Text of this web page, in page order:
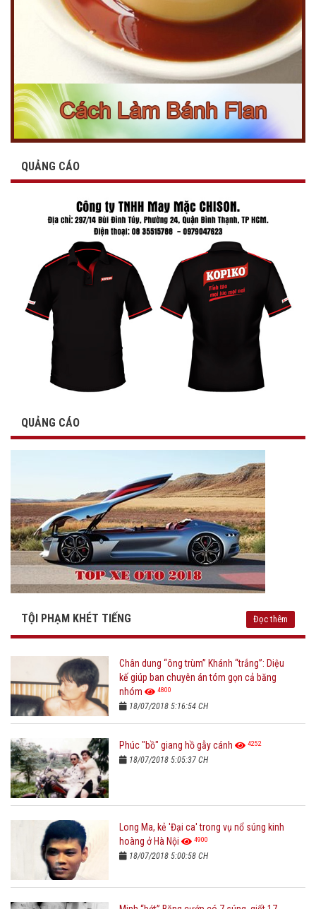
QUẢNG CÁO
QUẢNG CÁO
TỘI PHẠM KHÉT TIẾNG Đọc thêm
Chân dung “ông trùm” Khánh “trắng”: Diệu
kế giúp ban chuyên án tóm gọn cả băng
nhóm
4800
18/07/2018 5:16:54 CH
Phúc "bồ" giang hồ gẫy cánh 4252
18/07/2018 5:05:37 CH
Long Ma, kẻ 'Đại ca' trong vụ nổ súng kinh
hoàng ở Hà Nội
4900
18/07/2018 5:00:58 CH